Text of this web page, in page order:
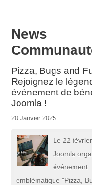
News
Pizza, Bugs and
Rejoignez le
événement de
Joomla !
20 Janvier 2025
Le 22
Joomla
événement
emblématique "Pizza,